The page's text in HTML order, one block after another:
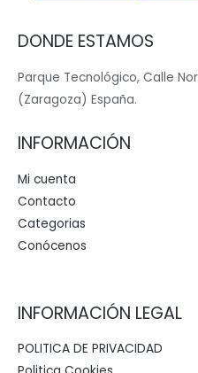
DONDE ESTAMOS
Parque Tecnológico, Calle
(Zaragoza) España.
INFORMACIÓN
Mi cuenta
Contacto
Categorias
Conócenos
INFORMACIÓN LEGAL
POLITICA DE PRIVACIDAD